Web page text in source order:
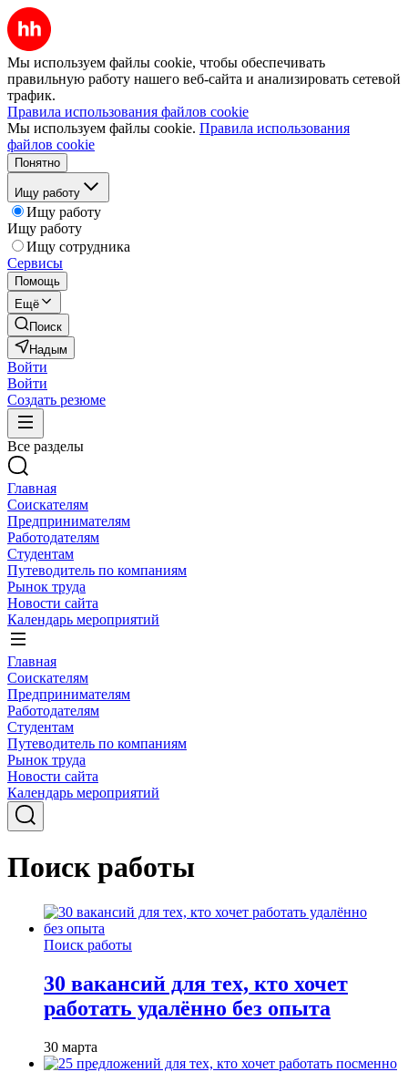
Мы используем файлы cookie, чтобы обеспечивать
правильную работу нашего веб-сайта и анализировать сетевой
трафик.
Правила использования файлов cookie
Мы используем файлы cookie. Правила использования
файлов cookie
Понятно
Ищу работу
Ищу работу
Ищу работу
Ищу сотрудника
Сервисы
Помощь
Ещё
Поиск
Надым
Войти
Войти
Создать резюме
Все разделы
Главная
Соискателям
Предпринимателям
Работодателям
Студентам
Путеводитель по компаниям
Рынок труда
Новости сайта
Календарь мероприятий
Главная
Соискателям
Предпринимателям
Работодателям
Студентам
Путеводитель по компаниям
Рынок труда
Новости сайта
Календарь мероприятий
Поиск работы
Поиск работы
30 вакансий для тех, кто хочет
работать удалённо без опыта
30 марта